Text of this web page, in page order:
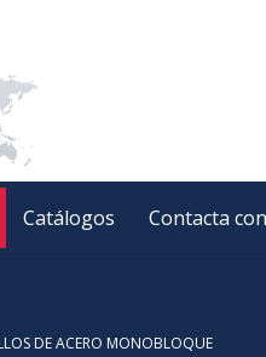
Catálogos Contacta
DE ACERO MONOBLOQUE